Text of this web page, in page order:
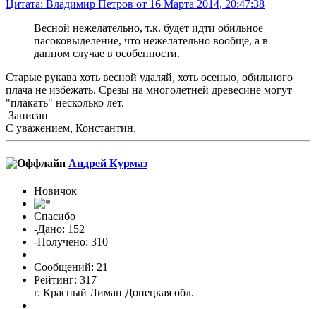
Цитата: Владимир Петров от 16 Марта 2014, 20:47:38
Весной нежелательно, т.к. будет идти обильное
пасоковыделение, что нежелательно вообще, а в
данном случае в особенности.
Старые рукава хоть весной удаляй, хоть осенью, обильного
плача не избежать. Срезы на многолетней древесине могут
"плакать" несколько лет.
Записан
С уважением, Константин.
Андрей Курмаз
Новичок
Спасибо
-Дано: 152
-Получено: 310
Сообщений: 21
Рейтинг: 317
г. Красный Лиман Донецкая обл.